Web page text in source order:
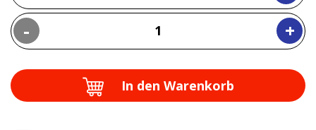
- +
In den Warenkorb